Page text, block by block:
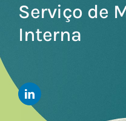
Serviço de
Interna